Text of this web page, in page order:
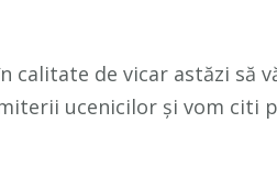
calitate de vicar astăzi să
ucenicilor și vom citi